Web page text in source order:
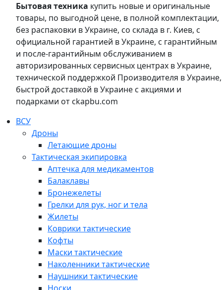
Бытовая техника купить новые и оригинальные
товары, по выгодной цене, в полной комплектации,
без распаковки в Украине, со склада в г. Киев, с
официальной гарантией в Украине, с гарантийным
и после-гарантийным обслуживанием в
авторизированных сервисных центрах в Украине,
технической поддержкой Производителя в Украине,
быстрой доставкой в Украине с акциями и
подарками от ckapbu.com
ВСУ
Дроны
Летающие дроны
Тактическая экипировка
Аптечка для медикаментов
Балаклавы
Бронежелеты
Грелки для рук, ног и тела
Жилеты
Коврики тактические
Кофты
Маски тактические
Наколенники тактические
Наушники тактические